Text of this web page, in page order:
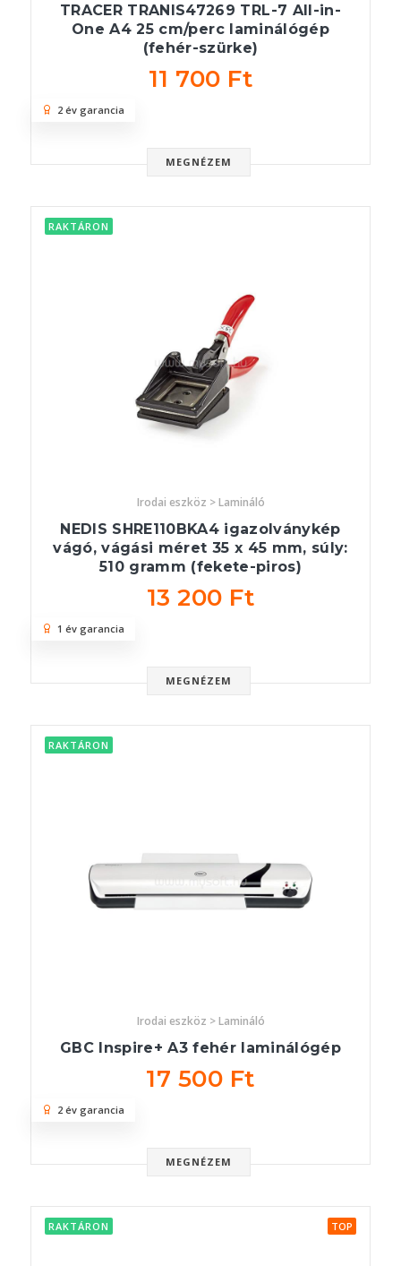
TRACER TRANIS47269 TRL-7 All-in-
One A4 25 cm/perc laminálógép
(fehér-szürke)
11 700 Ft
MEGNÉZEM
2 év garancia
RAKTÁRON
Irodai eszköz > Lamináló
NEDIS SHRE110BKA4 igazolványkép
vágó, vágási méret 35 x 45 mm, súly:
510 gramm (fekete-piros)
13 200 Ft
MEGNÉZEM
1 év garancia
RAKTÁRON
Irodai eszköz > Lamináló
GBC Inspire+ A3 fehér laminálógép
17 500 Ft
MEGNÉZEM
2 év garancia
RAKTÁRON TOP